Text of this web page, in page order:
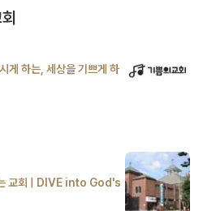
게 하는, 세상을 기쁘게 하
는 교회 | DIVE into God's